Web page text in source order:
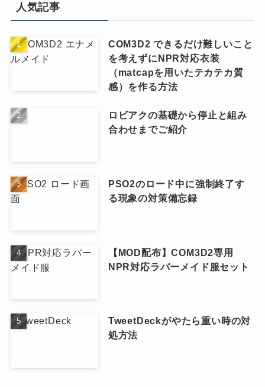
人気記事
COM3D2 できるだけ難しいこと
を考えずにNPR対応衣装
（matcapを用いたテカテカ質
感）を作る方法
ロビアクの基礎から停止と組み
合わせまでご紹介
PSO2のロード中に強制終了す
る現象の対策備忘録
【MOD配布】COM3D2専用
NPR対応ラバーメイド服セット
TweetDeckがやたら重い時の対
処方法